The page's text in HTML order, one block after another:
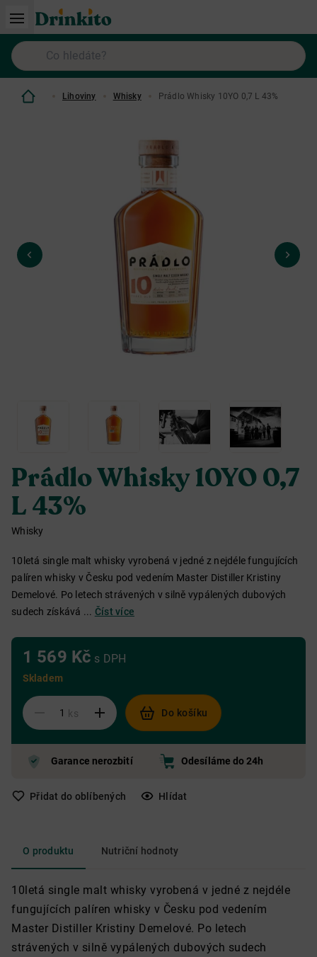
Lihoviny Whisky Prádlo Whisky 10YO 0,7 L 43%
Prádlo Whisky 10YO 0,7
L 43%
Whisky
10letá single malt whisky vyrobená v jedné z nejdéle fungujících
palíren whisky v Česku pod vedením Master Distiller Kristiny
Demelové. Po letech strávených v silně vypálených dubových
sudech získává ... Číst více
1 569 Kč s DPH
Skladem
ks Do košíku
Garance nerozbití Odesíláme do 24h
Přidat do oblíbených Hlídat
O produktu Nutriční hodnoty
10letá single malt whisky vyrobená v jedné z nejdéle
fungujících palíren whisky v Česku pod vedením
Master Distiller Kristiny Demelové. Po letech
strávených v silně vypálených dubových sudech